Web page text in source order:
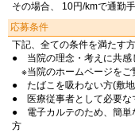
その場合、 10円/kmで通勤
応募条件
下記、全ての条件を満たす方
● 当院の理念・考えに共感
※当院のホームページをご
● たばこを吸わない方(敷
● 医療従事者として必要な
● 電子カルテのため、簡単
方